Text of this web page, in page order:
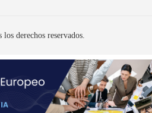
derechos reservados.